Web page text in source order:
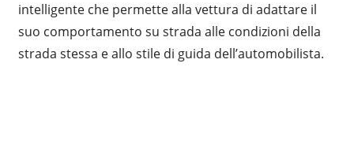
intelligente che permette alla vettura di adattare il
suo comportamento su strada alle condizioni della
strada stessa e allo stile di guida dell’automobilista.